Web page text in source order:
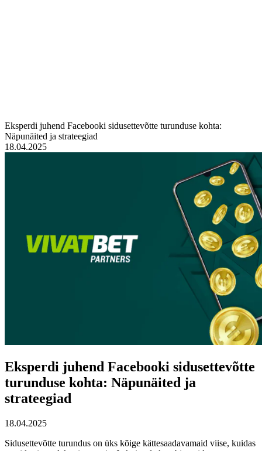
Eksperdi juhend Facebooki sidusettevõtte turunduse kohta:
Näpunäited ja strateegiad
18.04.2025
Eksperdi juhend Facebooki sidusettevõtte
turunduse kohta: Näpunäited ja
strateegiad
18.04.2025
Sidusettevõtte turundus on üks kõige kättesaadavamaid viise, kuidas